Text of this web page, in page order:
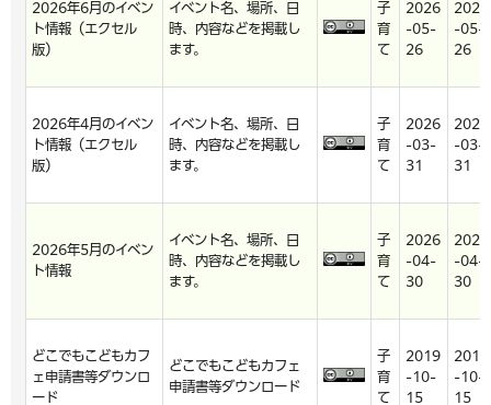
2026年6月のイベン
ト情報（エクセル
版）
イベント名、場所、日
時、内容などを掲載し
ます。
子
育
て
2026
-05-
26
2026
-05-
26
2026年4月のイベン
ト情報（エクセル
版）
イベント名、場所、日
時、内容などを掲載し
ます。
子
育
て
2026
-03-
31
2026
-03-
31
2026年5月のイベン
ト情報
イベント名、場所、日
時、内容などを掲載し
ます。
子
育
て
2026
-04-
30
2026
-04-
30
どこでもこどもカフ
ェ申請書等ダウンロ
ード
どこでもこどもカフェ
申請書等ダウンロード
子
育
て
2019
-10-
15
2019
-10-
15